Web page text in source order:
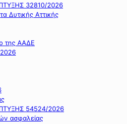
32810/2026
Δυτικής Αττικής
της ΑΑΔΕ
54524/2026
ασφαλείας